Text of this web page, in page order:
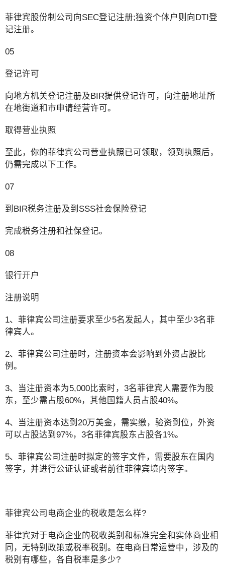
菲律宾股份制公司向SEC登记注册;独资个体户则向DTI登
记注册。
05
登记许可
向地方机关登记注册及BIR提供登记许可，向注册地址所
在地街道和市申请经营许可。
取得营业执照
至此，你的菲律宾公司营业执照已可领取，领到执照后，
仍需完成以下工作。
07
到BIR税务注册及到SSS社会保险登记
完成税务注册和社保登记。
08
银行开户
注册说明
1、菲律宾公司注册要求至少5名发起人，其中至少3名菲
律宾人。
2、菲律宾公司注册时，注册资本会影响到外资占股比
例。
3、当注册资本为5,000比索时，3名菲律宾人需要作为股
东，至少需占股60%，其他国籍人员占股40%。
4、当注册资本达到20万美金，需实缴，验资到位，外资
可以占股达到97%，3名菲律宾股东占股各1%。
5、菲律宾公司注册时拟定的签字文件，需要股东在国内
签字，并进行公证认证或者前往菲律宾境内签字。
菲律宾公司电商企业的税收是怎么样?
菲律宾对于电商企业的税收类别和标准完全和实体商业相
同，无特别政策或税率税别。在电商日常运营中，涉及的
税别有哪些，各自税率是多少?